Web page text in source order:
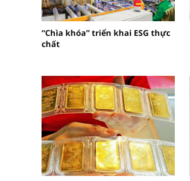
“Chìa khóa” triển khai ESG thực
chất